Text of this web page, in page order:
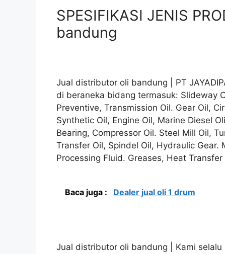
SPESIFIKASI JENIS
bandung
Jual distributor oli bandung | PT
di beraneka bidang termasuk: Slideway
Preventive, Transmission Oil. Gear Oil,
Synthetic Oil, Engine Oil, Marine Diesel
Bearing, Compressor Oil. Steel Mill Oil,
Transfer Oil, Spindel Oil, Hydraulic Gear.
Processing Fluid. Greases, Heat
Baca juga : Dealer jual oli 1 drum
Jual distributor oli bandung | Kami